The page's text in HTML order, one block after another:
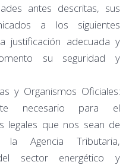
antes descritas, sus
a los siguientes
justificación adecuada y
su seguridad y
y Organismos Oficiales:
necesario para el
legales que nos sean de
la Agencia Tributaria,
sector energético y